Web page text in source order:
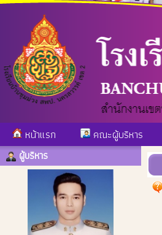
หน้าแรก คณะผู้บริหาร
ผู้บริหาร